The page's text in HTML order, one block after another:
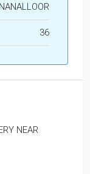
36
NEAR